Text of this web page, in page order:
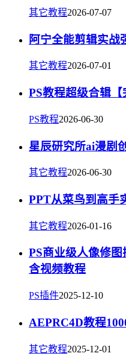
其它教程2026-07-07
阿宁全能剪辑实战
其它教程2026-07-01
PS教程超级合辑【
PS教程2026-06-30
星辰研究所ai漫剧
其它教程2026-06-30
PPT从菜鸟到高手
其它教程2026-01-16
PS商业级人像修
含视频教程
PS插件2025-12-10
AEPRC4D教程
其它教程2025-12-01